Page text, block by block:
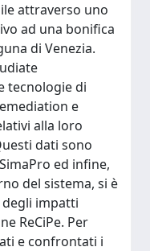
attraverso uno
ad una bonifica
di Venezia.
tecnologie di
e
alla loro
dati sono
ed infine,
del sistema, si è
impatti
ReCiPe. Per
e confrontati i